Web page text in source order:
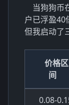
当狗狗币
户已浮盈40
但我启动了
价格区
间
0.08-